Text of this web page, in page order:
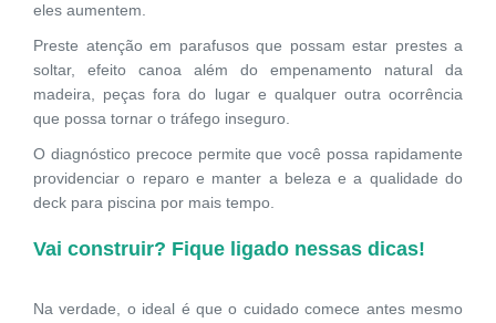
eles aumentem.
Preste atenção em parafusos que possam estar prestes a
soltar, efeito canoa além do empenamento natural da
madeira, peças fora do lugar e qualquer outra ocorrência
que possa tornar o tráfego inseguro.
O diagnóstico precoce permite que você possa rapidamente
providenciar o reparo e manter a beleza e a qualidade do
deck para piscina por mais tempo.
Vai construir? Fique ligado nessas dicas!
Na verdade, o ideal é que o cuidado comece antes mesmo